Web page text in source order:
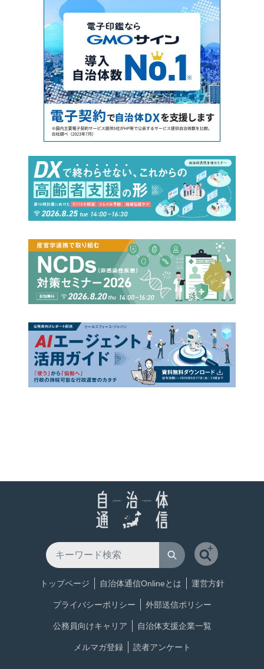
トップページ 自治体通信Onlineとは 運営方針
プライバシーポリシー 外部送信ポリシー
公務員向けキャリア 自治体支援企業一覧
メルマガ登録 読者アンケート